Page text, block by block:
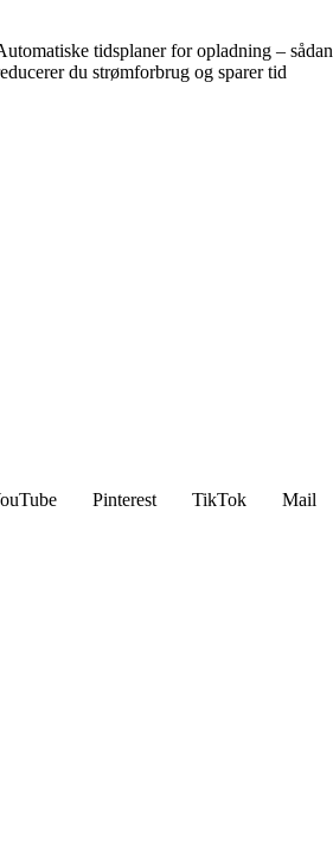
tidsplaner for opladning – sådan
du strømforbrug og sparer tid
Pinterest TikTok Mail